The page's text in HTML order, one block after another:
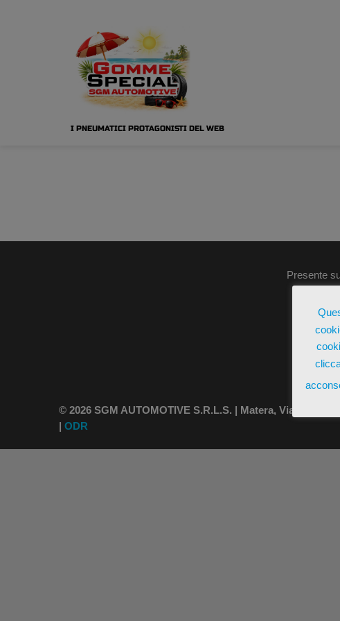
I PNEUMATICI PROTAGONISTI DEL WEB
Presente
© 2026 SGM AUTOMOTIVE S.R.L.S. | Matera, Via
| ODR